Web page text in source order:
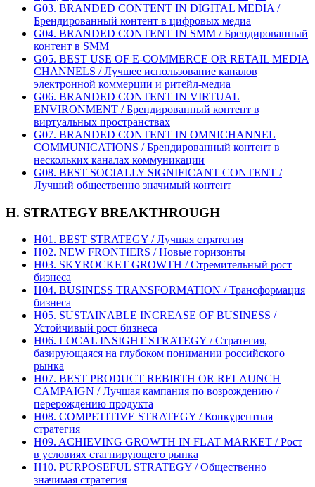
G03. BRANDED CONTENT IN DIGITAL MEDIA /
Брендированный контент в цифровых медиа
G04. BRANDED CONTENT IN SMM / Брендированный
контент в SMM
G05. BEST USE OF E-COMMERCE OR RETAIL MEDIA
CHANNELS / Лучшее использование каналов
электронной коммерции и ритейл-медиа
G06. BRANDED CONTENT IN VIRTUAL
ENVIRONMENT / Брендированный контент в
виртуальных пространствах
G07. BRANDED CONTENT IN OMNICHANNEL
COMMUNICATIONS / Брендированный контент в
нескольких каналах коммуникации
G08. BEST SOCIALLY SIGNIFICANT CONTENT /
Лучший общественно значимый контент
H. STRATEGY BREAKTHROUGH
H01. BEST STRATEGY / Лучшая стратегия
H02. NEW FRONTIERS / Новые горизонты
H03. SKYROCKET GROWTH / Стремительный рост
бизнеса
H04. BUSINESS TRANSFORMATION / Трансформация
бизнеса
H05. SUSTAINABLE INCREASE OF BUSINESS /
Устойчивый рост бизнеса
H06. LOCAL INSIGHT STRATEGY / Стратегия,
базирующаяся на глубоком понимании российского
рынка
H07. BEST PRODUCT REBIRTH OR RELAUNCH
CAMPAIGN / Лучшая кампания по возрождению /
перерождению продукта
H08. COMPETITIVE STRATEGY / Конкурентная
стратегия
H09. ACHIEVING GROWTH IN FLAT MARKET / Рост
в условиях стагнирующего рынка
H10. PURPOSEFUL STRATEGY / Общественно
значимая стратегия